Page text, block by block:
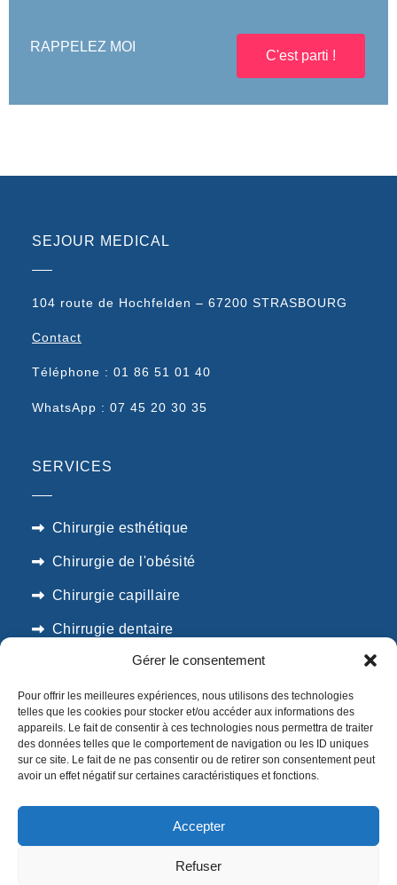
Gérer le consentement
Pour offrir les meilleures expériences, nous utilisons des technologies
telles que les cookies pour stocker et/ou accéder aux informations des
appareils. Le fait de consentir à ces technologies nous permettra de traiter
des données telles que le comportement de navigation ou les ID uniques
sur ce site. Le fait de ne pas consentir ou de retirer son consentement peut
avoir un effet négatif sur certaines caractéristiques et fonctions.
Accepter
Refuser
RAPPELEZ MOI
C'est parti !
SEJOUR MEDICAL
104 route de Hochfelden – 67200 STRASBOURG
Contact
Téléphone : 01 86 51 01 40
WhatsApp : 07 45 20 30 35
SERVICES
Chirurgie esthétique
Chirurgie de l'obésité
Chirurgie capillaire
Chirrugie dentaire
SEJOUR MEDICAL. Tous droits réservés |